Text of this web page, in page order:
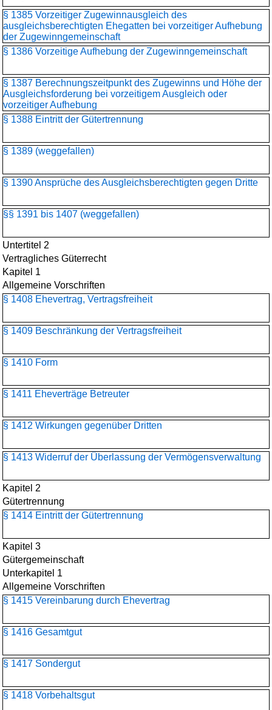
§ 1385 Vorzeitiger Zugewinnausgleich des
ausgleichsberechtigten Ehegatten bei vorzeitiger Aufhebung
der Zugewinngemeinschaft
§ 1386 Vorzeitige Aufhebung der Zugewinngemeinschaft
§ 1387 Berechnungszeitpunkt des Zugewinns und Höhe der
Ausgleichsforderung bei vorzeitigem Ausgleich oder
vorzeitiger Aufhebung
§ 1388 Eintritt der Gütertrennung
§ 1389 (weggefallen)
§ 1390 Ansprüche des Ausgleichsberechtigten gegen Dritte
§§ 1391 bis 1407 (weggefallen)
Untertitel 2
Vertragliches Güterrecht
Kapitel 1
Allgemeine Vorschriften
§ 1408 Ehevertrag, Vertragsfreiheit
§ 1409 Beschränkung der Vertragsfreiheit
§ 1410 Form
§ 1411 Eheverträge Betreuter
§ 1412 Wirkungen gegenüber Dritten
§ 1413 Widerruf der Überlassung der Vermögensverwaltung
Kapitel 2
Gütertrennung
§ 1414 Eintritt der Gütertrennung
Kapitel 3
Gütergemeinschaft
Unterkapitel 1
Allgemeine Vorschriften
§ 1415 Vereinbarung durch Ehevertrag
§ 1416 Gesamtgut
§ 1417 Sondergut
§ 1418 Vorbehaltsgut